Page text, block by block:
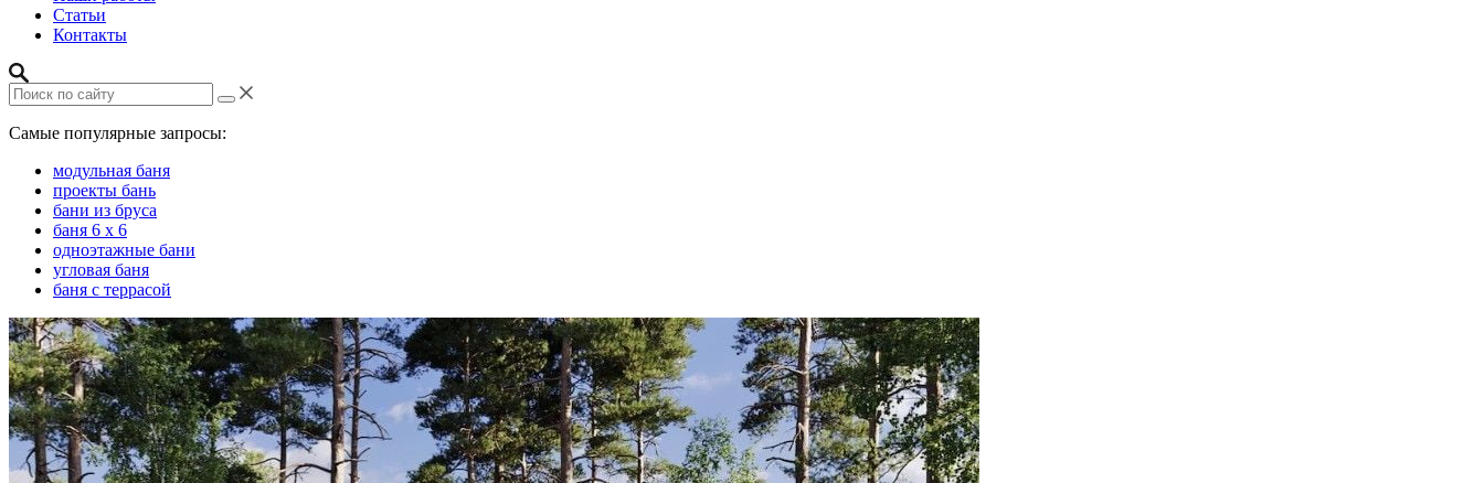
Статьи
Контакты
Самые популярные запросы:
модульная баня
проекты бань
бани из бруса
баня 6 х 6
одноэтажные бани
угловая баня
баня с террасой